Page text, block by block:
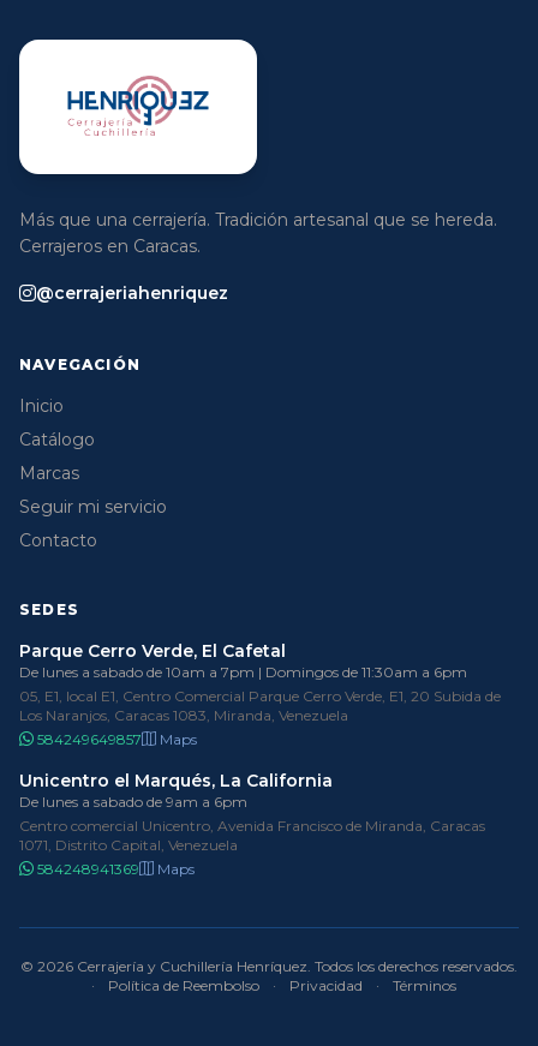
Más que una cerrajería. Tradición artesanal que se hereda.
Cerrajeros en Caracas.
@cerrajeriahenriquez
NAVEGACIÓN
Inicio
Catálogo
Marcas
Seguir mi servicio
Contacto
SEDES
Parque Cerro Verde, El Cafetal
De lunes a sabado de 10am a 7pm | Domingos de 11:30am a 6pm
05, E1, local E1, Centro Comercial Parque Cerro Verde, E1, 20 Subida de
Los Naranjos, Caracas 1083, Miranda, Venezuela
584249649857
Maps
Unicentro el Marqués, La California
De lunes a sabado de 9am a 6pm
Centro comercial Unicentro, Avenida Francisco de Miranda, Caracas
1071, Distrito Capital, Venezuela
584248941369
Maps
© 2026 Cerrajería y Cuchillería Henríquez. Todos los derechos reservados.
·
Política de Reembolso · Privacidad · Términos